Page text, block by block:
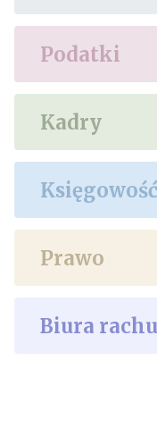
Podatki
Kadry
Księgowość
Prawo
Biura